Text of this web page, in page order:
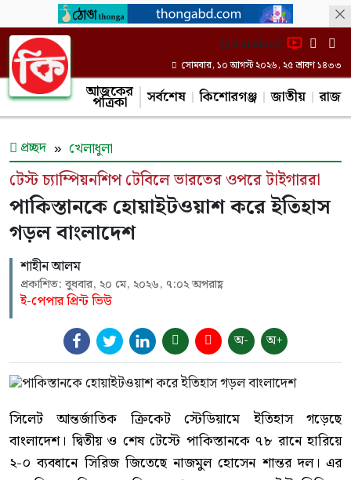
[gtranslate]
সোমবার, ১০ আগস্ট ২০২৬, ২৫ শ্রাবণ ১৪৩৩
আজকের
পত্রিকা সর্বশেষ কিশোরগঞ্জ জাতীয়
প্রচ্ছদ খেলাধুলা
টেস্ট চ্যাম্পিয়নশিপ টেবিলে ভারতের ওপরে টাইগাররা
পাকিস্তানকে হোয়াইটওয়াশ করে ইতিহাস
গড়ল বাংলাদেশ
শাহীন আলম
প্রকাশিত: বুধবার, ২০ মে, ২০২৬, ৭:০২ অপরাহ্ণ
ই-পেপার প্রিন্ট ভিউ
অ-
অ+
সিলেট আন্তর্জাতিক ক্রিকেট স্টেডিয়ামে ইতিহাস গড়েছে
বাংলাদেশ। দ্বিতীয় ও শেষ টেস্টে পাকিস্তানকে ৭৮ রানে হারিয়ে
২-০ ব্যবধানে সিরিজ জিতেছে নাজমুল হোসেন শান্তর দল। এর